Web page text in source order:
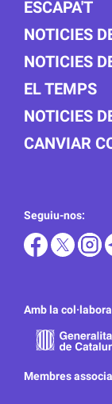
ESCAPA'T
NOTICIES
NOTICIES
EL TEMPS
NOTICIES
CANVIAR
Seguiu-nos:
Amb la
Membres